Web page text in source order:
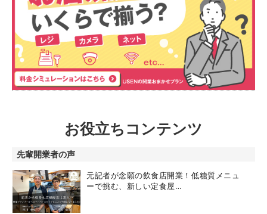
お役立ちコンテンツ
先輩開業者の声
元記者が念願の飲食店開業！低糖質メニュ
ーで挑む、新しい定食屋…